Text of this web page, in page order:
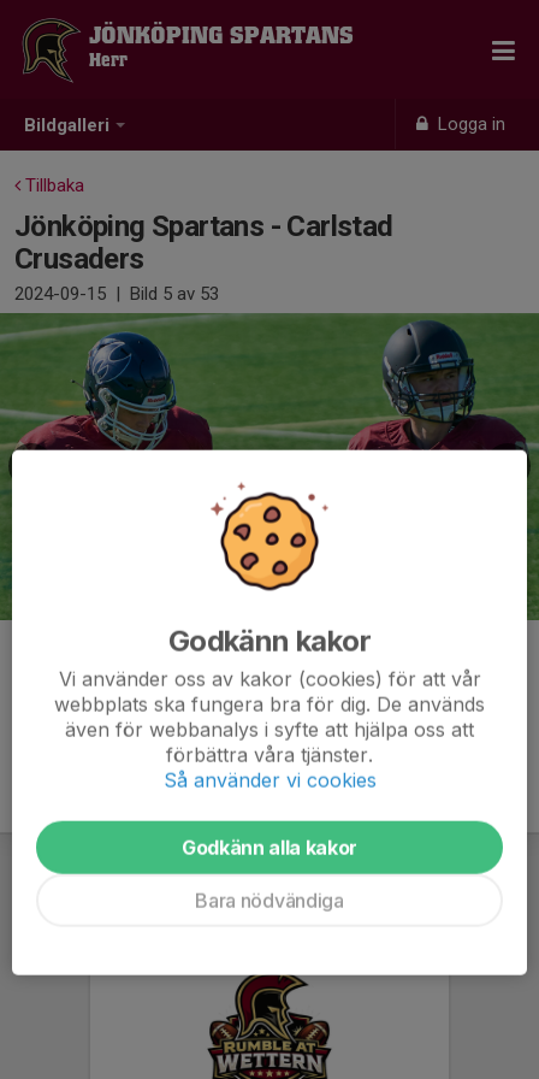
Bildgalleri Logga in
JÖNKÖPING SPARTANS
Herr
Tillbaka
Jönköping Spartans - Carlstad
Crusaders
2024-09-15 | Bild 5 av 53
Godkänn kakor
Vi använder oss av kakor (cookies) för att vår
webbplats ska fungera bra för dig. De används
även för webbanalys i syfte att hjälpa oss att
förbättra våra tjänster.
Så använder vi cookies
Godkänn alla kakor
Bara nödvändiga